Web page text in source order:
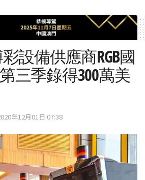
設備供應商RGB國
三季錄得300萬美
年12月01日 07:38